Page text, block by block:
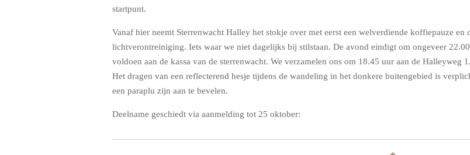
startpunt.
Vanaf hier neemt Sterrenwacht Halley het stokje over met eerst een welverdiende koffiepauze
lichtverontreiniging. Iets waar we niet dagelijks bij stilstaan. De avond eindigt om ongeveer
voldoen aan de kassa van de sterrenwacht. We verzamelen ons om 18.45 uur aan de Halleyweg
Het dragen van een reflecterend hesje tijdens de wandeling in het donkere buitengebied is
een paraplu zijn aan te bevelen.
Deelname geschiedt via aanmelding tot 25 oktober: